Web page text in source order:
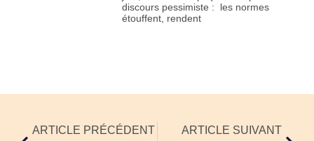
discours pessimiste : les normes
étouffent, rendent
ARTICLE PRÉCÉDENT ARTICLE SUIVANT